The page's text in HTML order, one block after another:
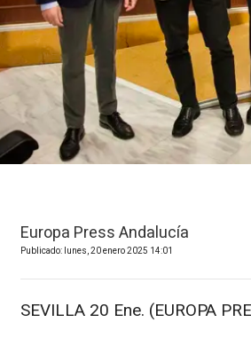
Europa Press Andalucía
Publicado: lunes, 20 enero 2025 14:01
SEVILLA 20 Ene. (EUROPA